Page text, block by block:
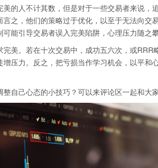
美的人不计其数，但是对于一些交易者来说，
言之，他们的策略过于优化，以至于无法向交
能引导交易者误入完美陷阱，心理压力随之攀
完美。若在十次交易中，成功五六次，或
增压力。反之，把亏损当作学习机会，以平和
整自己心态的小技巧？可以来评论区一起和大